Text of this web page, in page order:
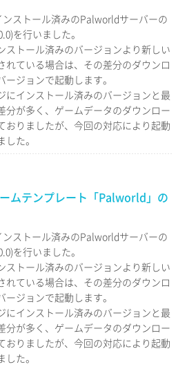
ンストール済みのPalworldサーバーの
を行いました。
ストール済みのバージョンより新しい
れている場合は、その差分のダウンロ
ジョンで起動します。
にインストール済みのバージョンと最
分が多く、ゲームデータのダウンロー
おりましたが、今回の対応により起動
た。
ムテンプレート「Palworld」の
ンストール済みのPalworldサーバーの
を行いました。
ストール済みのバージョンより新しい
れている場合は、その差分のダウンロ
ジョンで起動します。
にインストール済みのバージョンと最
分が多く、ゲームデータのダウンロー
おりましたが、今回の対応により起動
た。